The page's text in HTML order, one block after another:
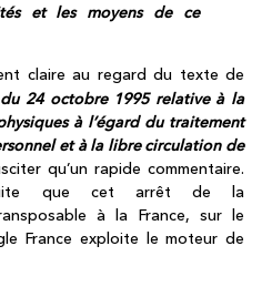
et les moyens de ce
claire au regard du texte de
du 24 octobre 1995 relative à la
à l’égard du traitement
et à la libre circulation de
qu’un rapide commentaire.
que cet arrêt de la
à la France, sur le
France exploite le moteur de